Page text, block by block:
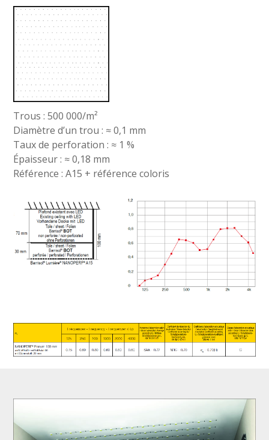
Trous : 500 000/m²
Diamètre d’un trou : ≈ 0,1 mm
Taux de perforation : ≈ 1 %
Épaisseur : ≈ 0,18 mm
Référence : A15 + référence coloris